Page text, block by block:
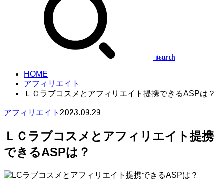
search
HOME
アフィリエイト
ＬＣラブコスメとアフィリエイト提携できるASPは？
アフィリエイト 2023.09.29
ＬＣラブコスメとアフィリエイト提携
できるASPは？